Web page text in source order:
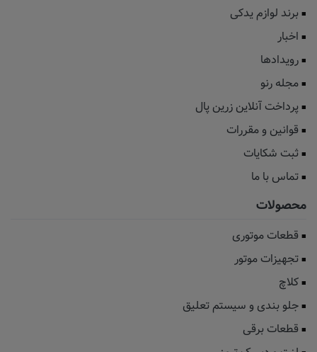
برند لوازم یدکی
اخبار
رویدادها
مجله رنو
پرداخت آنلاین زرین پال
قوانین و مقررات
ثبت شکایات
تماس با ما
محصولات
قطعات موتوری
تجهیزات موتور
کلاچ
جلو بندی و سیستم تعلیق
قطعات برقی